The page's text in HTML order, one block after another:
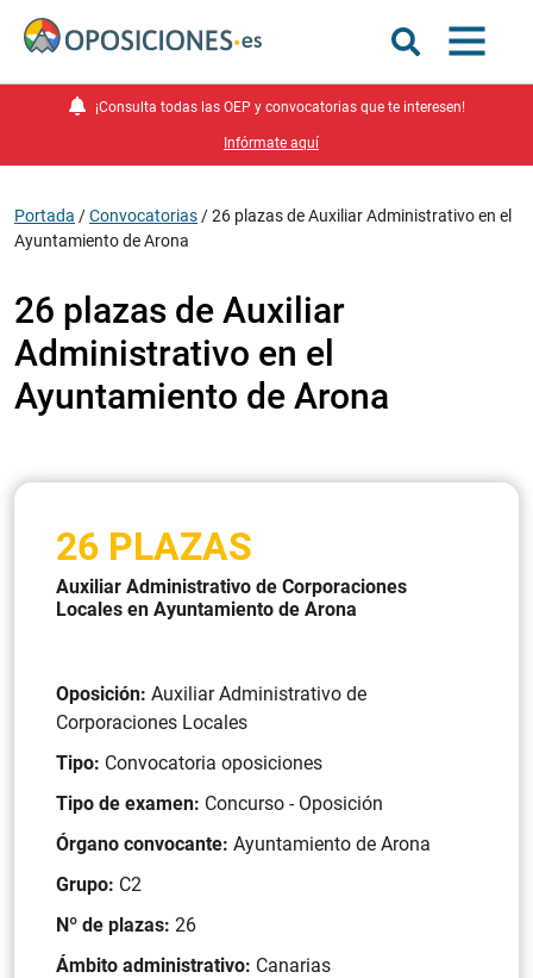
¡Consulta todas las OEP y convocatorias que te interesen!
Infórmate aquí
Portada /Convocatorias /26 plazas de Auxiliar Administrativo en el
Ayuntamiento de Arona
26 plazas de Auxiliar
Administrativo en el
Ayuntamiento de Arona
26 PLAZAS
Auxiliar Administrativo de Corporaciones
Locales en Ayuntamiento de Arona
Oposición: Auxiliar Administrativo de
Corporaciones Locales
Tipo: Convocatoria oposiciones
Tipo de examen: Concurso - Oposición
Órgano convocante: Ayuntamiento de Arona
Grupo: C2
Nº de plazas: 26
Ámbito administrativo: Canarias